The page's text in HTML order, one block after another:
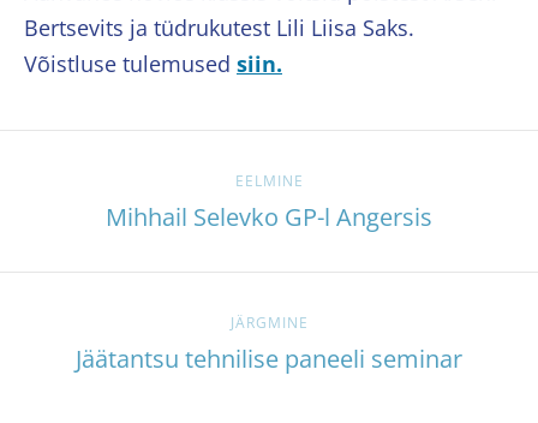
Bertsevits ja tüdrukutest Lili Liisa Saks.
Võistluse tulemused siin.
EELMINE
Mihhail Selevko GP-l Angersis
JÄRGMINE
Jäätantsu tehnilise paneeli seminar